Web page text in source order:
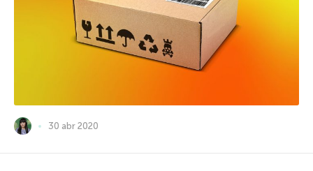
30 abr 2020